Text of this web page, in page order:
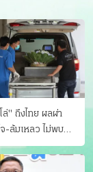
" ถึงไทย ผลผ่า
-ล้มเหลว ไม่พบ